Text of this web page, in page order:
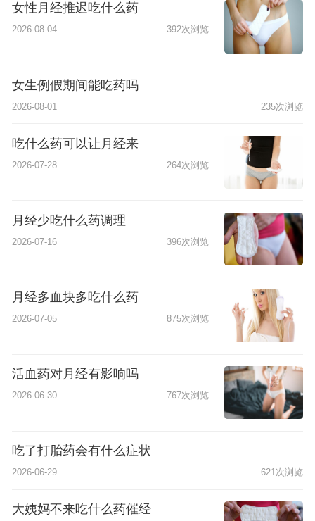
女性月经推迟吃什么药
2026-08-04 392次浏览
女生例假期间能吃药吗
2026-08-01 235次浏览
吃什么药可以让月经来
2026-07-28 264次浏览
月经少吃什么药调理
2026-07-16 396次浏览
月经多血块多吃什么药
2026-07-05 875次浏览
活血药对月经有影响吗
2026-06-30 767次浏览
吃了打胎药会有什么症状
2026-06-29 621次浏览
大姨妈不来吃什么药催经